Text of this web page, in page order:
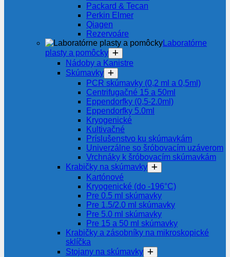
Packard & Tecan
Perkin Elmer
Qiagen
Rezervoáre
Laboratórne
plasty a pomôcky
Nádoby a Kanistre
Skúmavky
PCR skúmavky (0,2 ml a 0,5ml)
Centrifugačné 15 a 50ml
Eppendorfky (0,5-2.0ml)
Eppendorfky 5.0ml
Kryogenické
Kultivačné
Príslušenstvo ku skúmavkám
Univerzálne so šróbovacím uzáverom
Vrchnáky k šróbovacím skúmavkám
Krabičky na skúmavky
Kartónové
Kryogenické (do -196°C)
Pre 0.5 ml skúmavky
Pre 1.5/2.0 ml skúmavky
Pre 5.0 ml skúmavky
Pre 15 a 50 ml skúmavky
Krabičky a zásobníky na mikroskopické
sklíčka
Stojany na skúmavky